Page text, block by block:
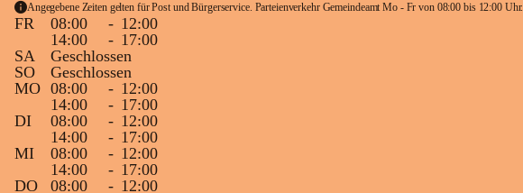
Angegebene Zeiten gelten für Post und Bürgerservice. Parteienverkehr Gemeindeamt Mo - Fr von 08:00 bis 12:00 Uhr.
FR 08:00 - 12:00
14:00
- 17:00
SA
Geschlossen
SO
Geschlossen
MO 08:00 - 12:00
14:00
- 17:00
DI
08:00 - 12:00
14:00
- 17:00
MI
08:00 - 12:00
14:00
- 17:00
DO
08:00 - 12:00